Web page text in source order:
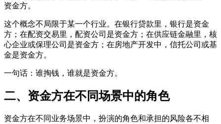
资金方。
这个概念不局限于某一个行业。在银行贷款里，银行是资金
方；在配资交易里，配资公司是资金方；在供应链金融里，核
心企业或保理公司是资金方；在房地产开发中，信托公司或基
金是资金方。
一句话：谁掏钱，谁就是资金方。
二、资金方在不同场景中的角色
资金方在不同业务场景中，扮演的角色和承担的风险各不相